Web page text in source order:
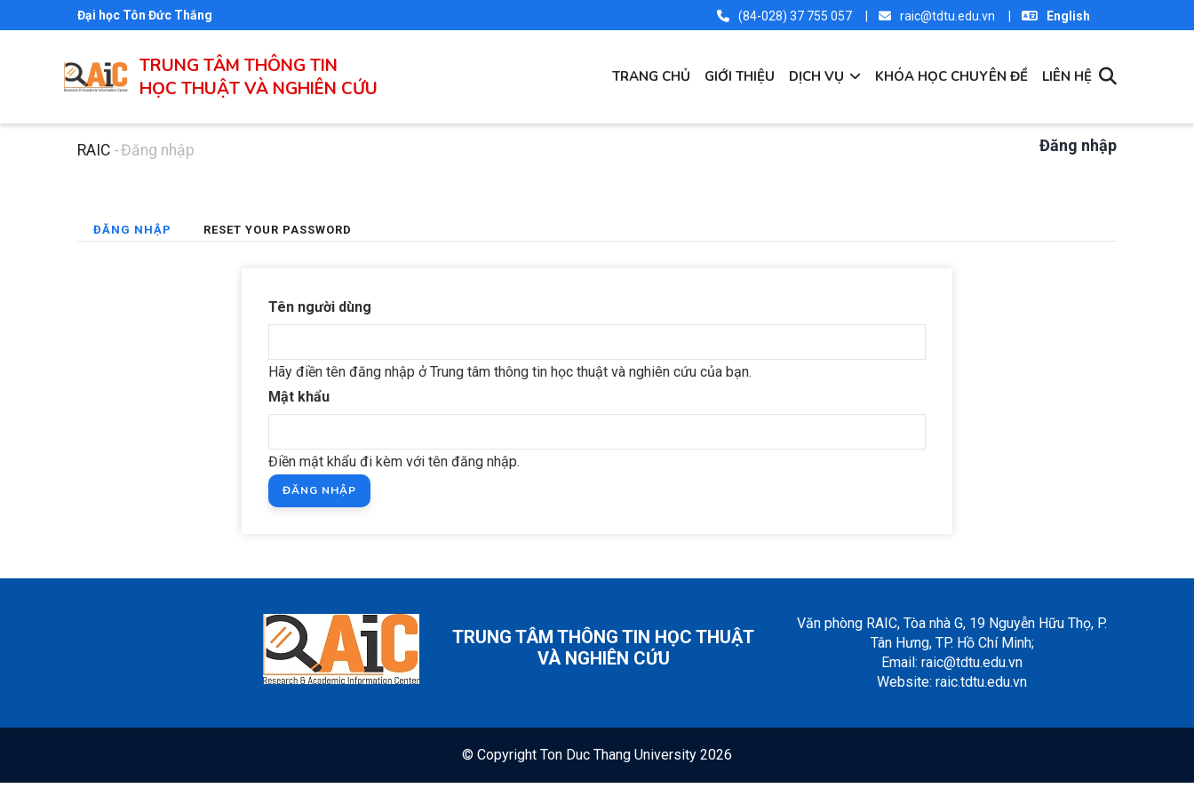
Đại học Tôn Đức Thắng (84-028) 37 755 057 | raic@tdtu.edu.vn | English
TRUNG TÂM THÔNG TIN
HỌC THUẬT VÀ NGHIÊN CỨU
NAVIGATION
TRANG CHỦ GIỚI THIỆU DỊCH VỤ KHÓA HỌC CHUYÊN ĐỀ LIÊN HỆ
Đăng nhập
Breadcrumb
RAIC -Đăng nhập
Primary
ĐĂNG NHẬP RESET YOUR PASSWORD
Tên người dùng
Hãy điền tên đăng nhập ở Trung tâm thông tin học thuật và nghiên cứu của bạn.
Mật khẩu
Điền mật khẩu đi kèm với tên đăng nhập.
TRUNG TÂM THÔNG TIN HỌC THUẬT
VÀ NGHIÊN CỨU
Văn phòng RAIC, Tòa nhà G, 19 Nguyễn Hữu Thọ, P.
Tân Hưng, TP. Hồ Chí Minh;
Email: raic@tdtu.edu.vn
Website: raic.tdtu.edu.vn
© Copyright Ton Duc Thang University 2026